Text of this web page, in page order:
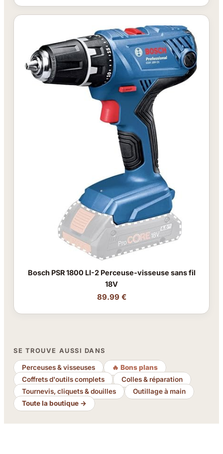
Bosch PSR 1800 LI-2 Perceuse-visseuse sans fil
18V
89.99 €
SE TROUVE AUSSI DANS
Perceuses & visseuses
🔥 Bons plans
Coffrets d'outils complets
Colles & réparation
Tournevis, cliquets & douilles
Outillage à main
Toute la boutique →